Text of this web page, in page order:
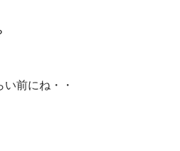
前にね・・